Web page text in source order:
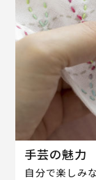
手芸の魅力
自分で楽しみ